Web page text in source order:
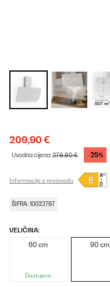
209,90 €
Uvodna cijena:279,90 € -25%
Informacije o proizvodu
ŠIFRA: 10032767
VELIČINA:
60 cm
Dostupno
90 cm